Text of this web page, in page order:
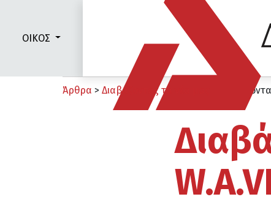
ΟΙΚΟΣ
Άρθρα > Διαβάζοντας τα νέα μας